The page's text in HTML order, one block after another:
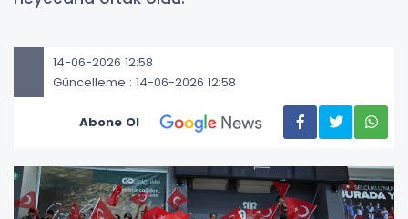
14-06-2026 12:58
Güncelleme : 14-06-2026 12:58
Abone Ol